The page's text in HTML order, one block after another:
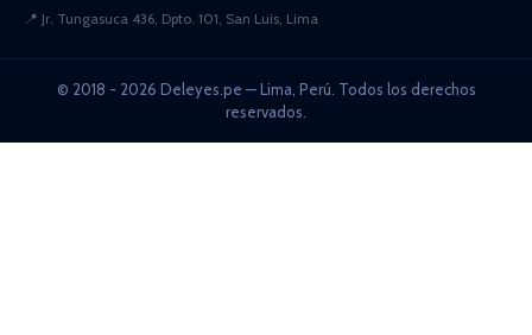
📍 Jr. Tungasuca 436, Dpto. 101, San Luis, Lima
© 2018 - 2026 Deleyes.pe — Lima, Perú. Todos los derechos
reservados.